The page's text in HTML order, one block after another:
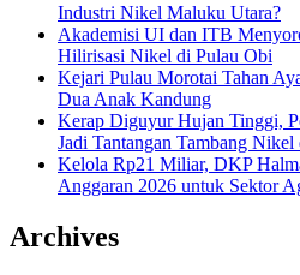
Industri Nikel Maluku Utara?
Akademisi UI dan ITB
Hilirisasi Nikel di Pulau Obi
Kejari Pulau Morotai Tahan
Dua Anak Kandung
Kerap Diguyur Hujan Tinggi,
Jadi Tantangan Tambang
Kelola Rp21 Miliar, DKP
Anggaran 2026 untuk Sektor
Archives